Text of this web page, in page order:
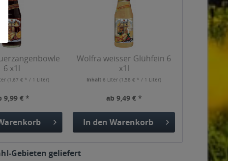
6 x1l
(1,67 € * / 1 Liter)
9,99 € *
Wolfra weisser Glühfein 6
x1l
Inhalt 6 Liter(1,58 € * / 1 Liter)
ab 9,49 € *
In den Warenkorb
Gebieten geliefert